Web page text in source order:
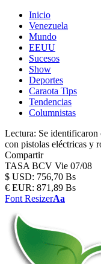
Inicio
Venezuela
Mundo
EEUU
Sucesos
Show
Deportes
Caraota Tips
Tendencias
Columnistas
Lectura: Se identificaron
con pistolas eléctricas y
Compartir
TASA BCV Vie 07/08
$ USD: 756,70 Bs
€ EUR: 871,89 Bs
Font ResizerAa